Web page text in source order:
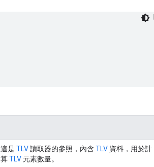
這是 TLV讀取器的參照，內含 TLV 資料，用於計
算TLV 元素數量。